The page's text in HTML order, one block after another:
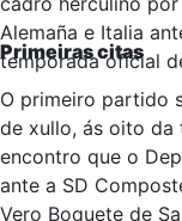
ás 20:00 h , o F
desde o estadio
Florencia. Os dous
TVG.
• Osábado 8 de
coincidir os
equipos galegos
Alemaña e Italia
temporada oficial
Primeiras citas
O primeiro partido
de xullo, ás oito da
encontro que o
ante a SD
Vero Boquete de